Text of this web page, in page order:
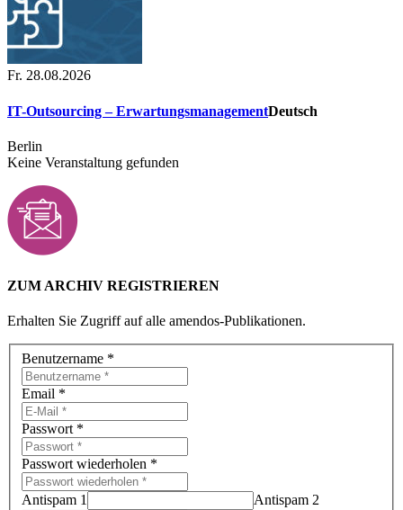
Fr. 28.08.2026
IT-Outsourcing – ErwartungsmanagementDeutsch
Berlin
Keine Veranstaltung gefunden
ZUM ARCHIV REGISTRIEREN
Erhalten Sie Zugriff auf alle amendos-Publikationen.
Benutzername *
Email *
Passwort *
Passwort wiederholen *
Antispam 1
Antispam 2